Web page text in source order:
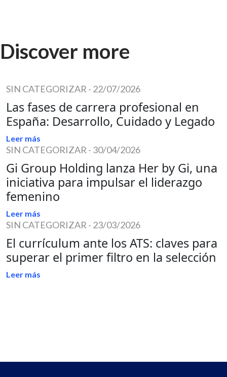
Discover more
SIN CATEGORIZAR - 22/07/2026
Las fases de carrera profesional en
España: Desarrollo, Cuidado y Legado
Leer más
SIN CATEGORIZAR - 30/04/2026
Gi Group Holding lanza Her by Gi, una
iniciativa para impulsar el liderazgo
femenino
Leer más
SIN CATEGORIZAR - 23/03/2026
El currículum ante los ATS: claves para
superar el primer filtro en la selección
Leer más